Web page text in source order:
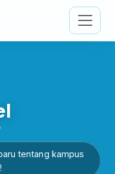
tentang kampus